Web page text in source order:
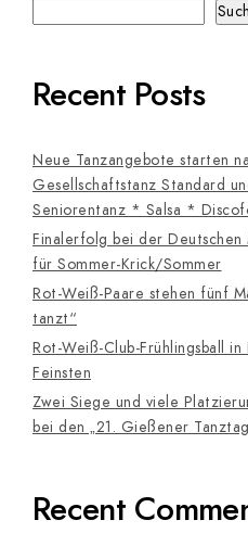
Recent Posts
Neue Tanzangebote starten
Gesellschaftstanz Standard
Seniorentanz * Salsa *
Finalerfolg bei der Deutschen
für Sommer-Krick/Sommer
Rot-Weiß-Paare stehen fünf
tanzt“
Rot-Weiß-Club-Frühlingsball
Feinsten
Zwei Siege und viele
bei den „21. Gießener
Recent